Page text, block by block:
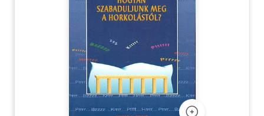
Tankönyv, segédkönyv
Társadalomtudomány
Természettudomány